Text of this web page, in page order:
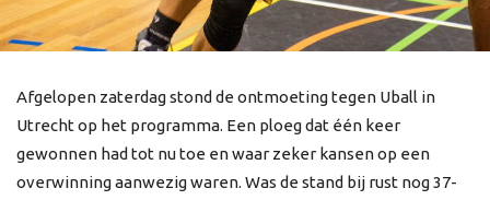
Afgelopen zaterdag stond de ontmoeting tegen Uball in
Utrecht op het programma. Een ploeg dat één keer
gewonnen had tot nu toe en waar zeker kansen op een
overwinning aanwezig waren. Was de stand bij rust nog 37-